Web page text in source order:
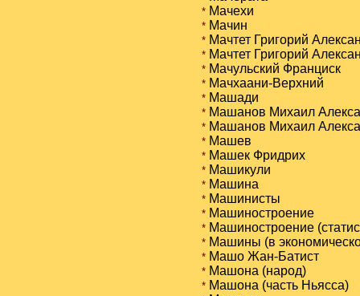
*Мачехи
*Мачин
*Мачтет Григорий
*Мачтет Григорий
*Мачульский Франциск
*Мачхаани-Верхний
*Машади
*Машанов Михаил
*Машанов Михаил
*Машев
*Машек Фридрих
*Машикули
*Машина
*Машинисты
*Машиностроение
*Машиностроение
*Машины (в
*Машо Жан-Батист
*Машона (народ)
*Машона (часть Ньясса)